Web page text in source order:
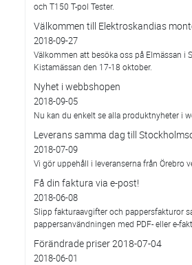
och T150 T-pol Tester.
Välkommen till Elektroskandias
2018-09-27
Välkommen att besöka oss på Elmässan i
Kistamässan den 17-18 oktober.
Nyhet i webbshopen
2018-09-05
Nu kan du enkelt se alla produktnyheter i
Leverans samma dag till
2018-07-09
Vi gör uppehåll i leveranserna från Örebro
Få din faktura via e-post!
2018-06-08
Slipp fakturaavgifter och pappersfakturor
pappersanvändningen med PDF- eller e-
Förändrade priser 2018-07-04
2018-06-01